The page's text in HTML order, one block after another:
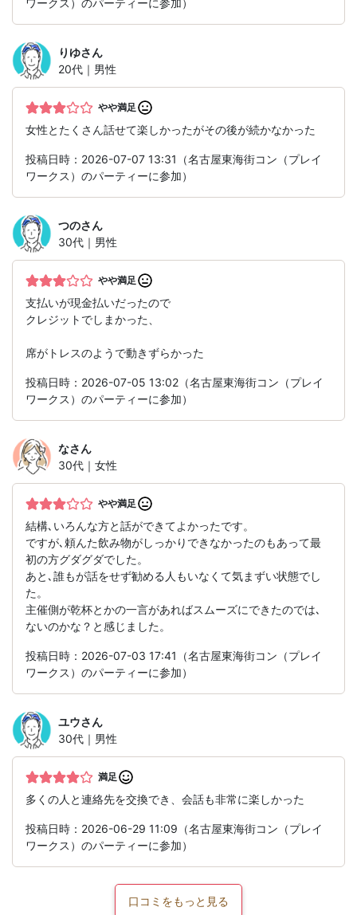
ワークス）のパーティーに参加）
りゆさん
20代｜男性
やや満足
女性とたくさん話せて楽しかったがその後が続かなかった
投稿日時：2026-07-07 13:31（名古屋東海街コン（プレイ
ワークス）のパーティーに参加）
つのさん
30代｜男性
やや満足
支払いが現金払いだったので
クレジットでしまかった、
席がトレスのようで動きずらかった
投稿日時：2026-07-05 13:02（名古屋東海街コン（プレイ
ワークス）のパーティーに参加）
なさん
30代｜女性
やや満足
結構､いろんな方と話ができてよかったです。
ですが､頼んた飲み物がしっかりできなかったのもあって最
初の方グダグダでした。
あと､誰もが話をせず勧める人もいなくて気まずい状態でし
た。
主催側が乾杯とかの一言があればスムーズにできたのでは､
ないのかな？と感じました。
投稿日時：2026-07-03 17:41（名古屋東海街コン（プレイ
ワークス）のパーティーに参加）
ユウさん
30代｜男性
満足
多くの人と連絡先を交換でき、会話も非常に楽しかった
投稿日時：2026-06-29 11:09（名古屋東海街コン（プレイ
ワークス）のパーティーに参加）
口コミをもっと見る